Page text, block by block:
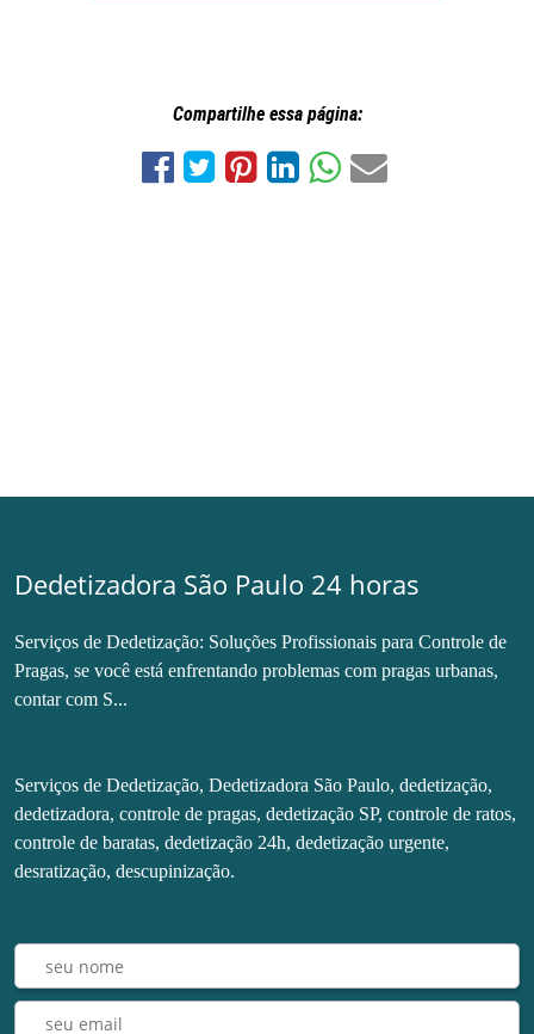
Compartilhe essa página:
Dedetizadora São Paulo 24 horas
Serviços de Dedetização: Soluções Profissionais para Controle de
Pragas, se você está enfrentando problemas com pragas urbanas,
contar com S...
Serviços de Dedetização, Dedetizadora São Paulo, dedetização,
dedetizadora, controle de pragas, dedetização SP, controle de ratos,
controle de baratas, dedetização 24h, dedetização urgente,
desratização, descupinização.